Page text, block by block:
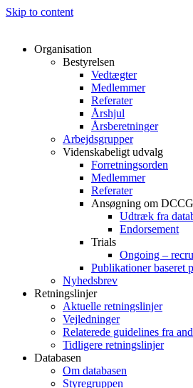
Skip to content
Organisation
Bestyrelsen
Vedtægter
Medlemmer
Referater
Årshjul
Årsberetninger
Arbejdsgrupper
Videnskabeligt udvalg
Forretningsorden
Medlemmer
Referater
Ansøgning om
Udtræk fra
Endorsement
Trials
Ongoing –
Publikationer baseret
Nyhedsbrev
Retningslinjer
Aktuelle retningslinjer
Vejledninger
Relaterede guidelines fra
Tidligere retningslinjer
Databasen
Om databasen
Styregruppen